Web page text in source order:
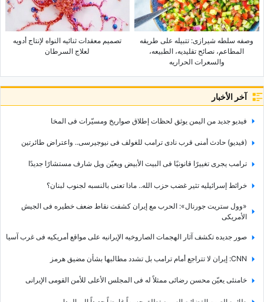
وصفه سلطه شیرازی: تتبیله على طریقه
المطاعم، نصائح تقلیدیه، الطبیعه،
والسعرات الحراریه
تصمیم معقدات ثنائیه النواه لإنتاج أدویه
لعلاج السرطان
آخر الأخبار
فیدیو جدید من الیمن یوثق لحظات إطلاق صواریخ ومسیّرات فی المخا
(فیدیو) حادث أمنی قرب نادی ترامب للغولف فی نیوجیرسی.. واعتراض طائرتین
ترامب یجری تغییرًا قانونیًا فی البیت الأبیض ویعیّن ویل شارف مستشارًا جدیدًا
خرائط إسرائیلیه تثیر غضب حزب الله.. ماذا تعنی بالنسبه لجنوب لبنان؟
«وول ستریت جورنال»: الحرب مع إیران کشفت نقاط ضعف خطیره فی الجیش
الأمریکی
صور جدیده تکشف آثار الهجمات الصاروخیه الإیرانیه على مواقع أمریکیه فی غرب آسیا
CNN: إیران لا تتراجع أمام ترامب بل تشدد مطالبها بشأن مضیق هرمز
خامنئی یعیّن محسن رضائی ممثلاً له فی المجلس الأعلى للأمن القومی الإیرانی